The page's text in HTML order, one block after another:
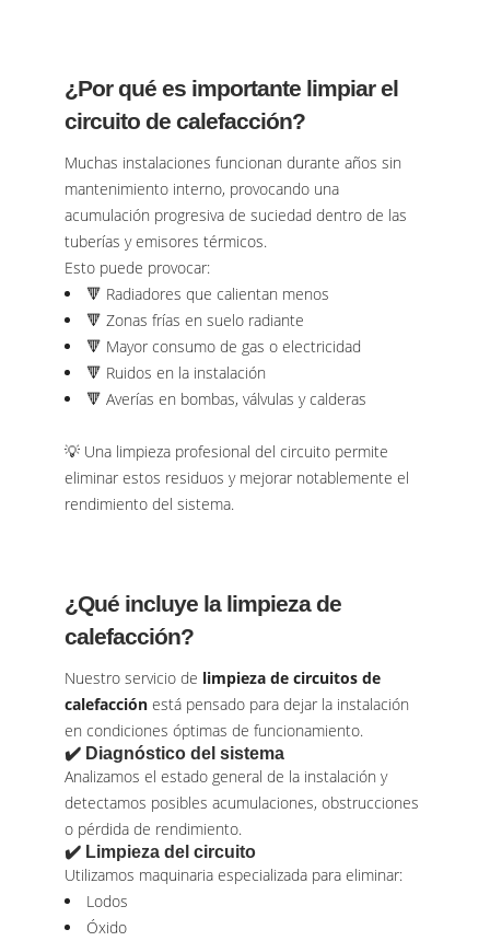
¿Por qué es importante limpiar el
circuito de calefacción?
Muchas instalaciones funcionan durante años sin
mantenimiento interno, provocando una
acumulación progresiva de suciedad dentro de las
tuberías y emisores térmicos.
Esto puede provocar:
🔻 Radiadores que calientan menos
🔻 Zonas frías en suelo radiante
🔻 Mayor consumo de gas o electricidad
🔻 Ruidos en la instalación
🔻 Averías en bombas, válvulas y calderas
💡 Una limpieza profesional del circuito permite
eliminar estos residuos y mejorar notablemente el
rendimiento del sistema.
¿Qué incluye la limpieza de
calefacción?
Nuestro servicio de limpieza de circuitos de
calefacción está pensado para dejar la instalación
en condiciones óptimas de funcionamiento.
✔️ Diagnóstico del sistema
Analizamos el estado general de la instalación y
detectamos posibles acumulaciones, obstrucciones
o pérdida de rendimiento.
✔️ Limpieza del circuito
Utilizamos maquinaria especializada para eliminar:
Lodos
Óxido